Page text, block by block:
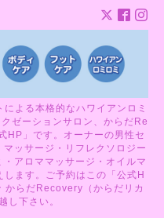
よる本格的なハワイアンロミ
ゼーションサロン、からだRe
HP」です。オーナーの男性セ
ッサージ・リフレクソロジー
・アロママッサージ・オイルマ
ます。ご予約はこの「公式H
からだRecovery（からだリカ
し下さい。